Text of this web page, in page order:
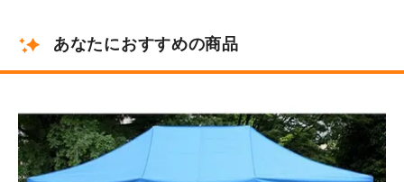
あなたにおすすめの商品